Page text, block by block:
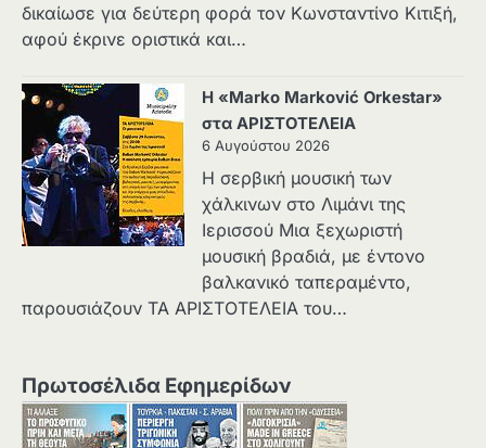
δικαίωσε για δεύτερη φορά τον Κωνσταντίνο Κιτιξή,
αφού έκρινε οριστικά και…
Η «Marko Marković Orkestar»
στα ΑΡΙΣΤΟΤΕΛΕΙΑ
6 Αυγούστου 2026
Η σερβική μουσική των
χάλκινων στο Λιμάνι της
Ιερισσού Μια ξεχωριστή
μουσική βραδιά, με έντονο
βαλκανικό ταπεραμέντο,
παρουσιάζουν ΤΑ ΑΡΙΣΤΟΤΕΛΕΙΑ του…
Πρωτοσέλιδα Εφημερίδων